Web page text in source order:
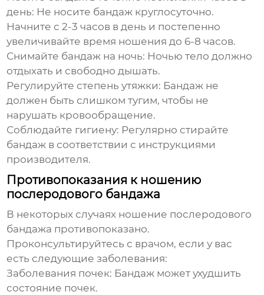
день: Не носите бандаж круглосуточно.
Начните с 2-3 часов в день и постепенно
увеличивайте время ношения до 6-8 часов.
Снимайте бандаж на ночь: Ночью тело должно
отдыхать и свободно дышать.
Регулируйте степень утяжки: Бандаж не
должен быть слишком тугим, чтобы не
нарушать кровообращение.
Соблюдайте гигиену: Регулярно стирайте
бандаж в соответствии с инструкциями
производителя.
Противопоказания к ношению
послеродового бандажа
В некоторых случаях ношение послеродового
бандажа противопоказано.
Проконсультируйтесь с врачом, если у вас
есть следующие заболевания:
Заболевания почек: Бандаж может ухудшить
состояние почек.